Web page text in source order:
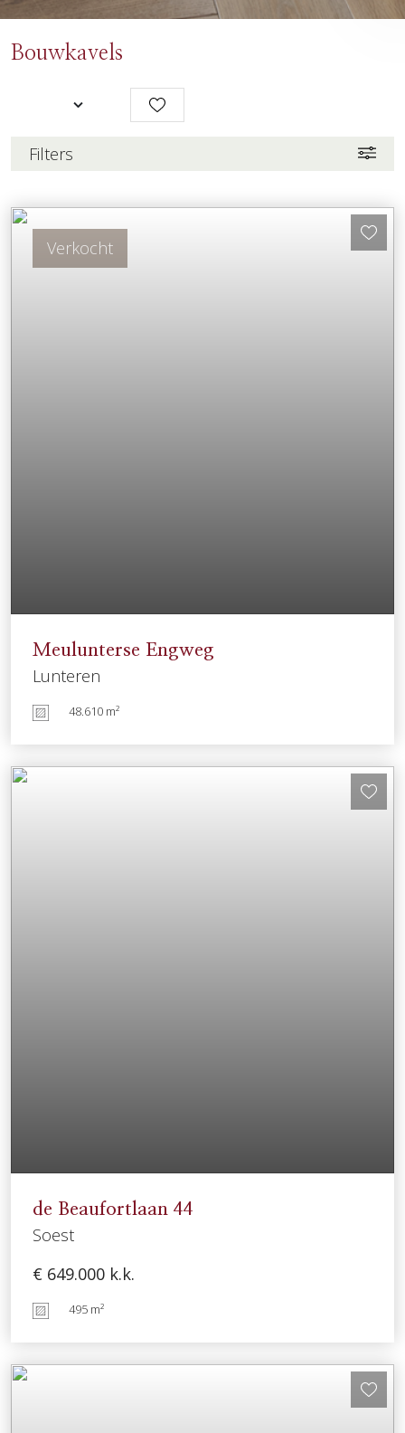
Bouwkavels
Filters
Verkocht
Meulunterse Engweg
Lunteren
48.610 m²
de Beaufortlaan 44
Soest
€ 649.000 k.k.
495 m²